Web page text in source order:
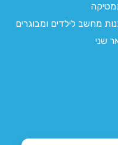
מחשב לילדים ומבוגרים
שני